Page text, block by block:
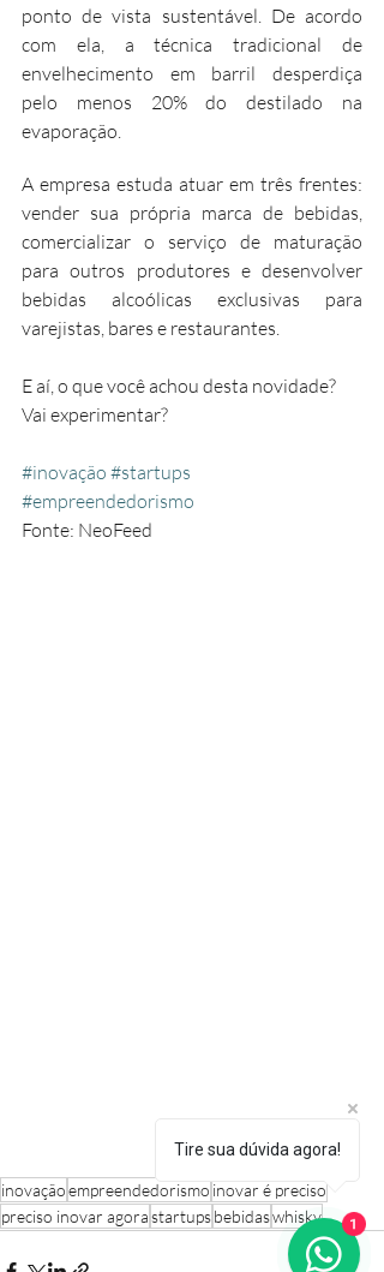
ponto de vista sustentável. De acordo
com ela, a técnica tradicional de
envelhecimento em barril desperdiça
pelo menos 20% do destilado na
evaporação.
A empresa estuda atuar em três frentes:
vender sua própria marca de bebidas,
comercializar o serviço de maturação
para outros produtores e desenvolver
bebidas alcoólicas exclusivas para
varejistas, bares e restaurantes.
E aí, o que você achou desta novidade?
Vai experimentar?
#inovação #startups
#empreendedorismo
Fonte: NeoFeed
inovaçãoempreendedorismo inovar é preciso
preciso inovar agorastartupsbebidaswhisky
Tire sua dúvida agora!
1